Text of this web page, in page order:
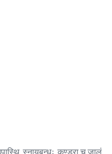
स्नायुबन्धः, कण्डरा च जालं